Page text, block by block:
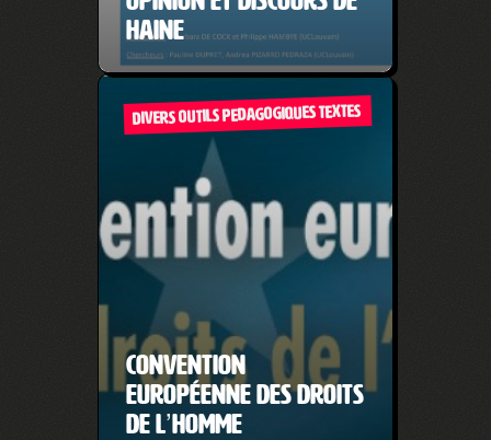
haine
DIVERS OUTILS PEDAGOGIQUES TEXTES
Convention
européenne des droits
de l’homme